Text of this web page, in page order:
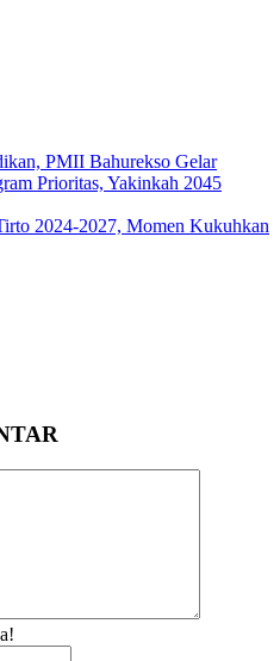
PMII Bahurekso Gelar
Prioritas, Yakinkah 2045
2024-2027, Momen Kukuhkan